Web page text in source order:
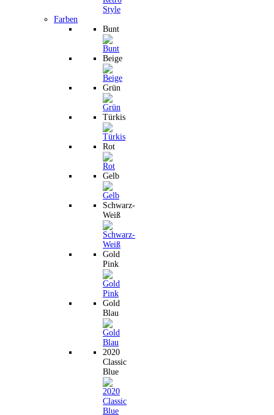
Farben
Bunt
Beige
Grün
Türkis
Rot
Gelb
Schwarz-
Weiß
Gold
Pink
Gold
Blau
2020
Classic
Blue